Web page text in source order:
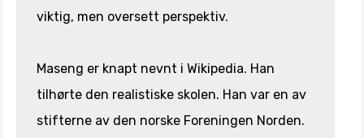
viktig, men oversett perspektiv.
Maseng er knapt nevnt i Wikipedia. Han
tilhørte den realistiske skolen. Han var en av
stifterne av den norske Foreningen Norden.